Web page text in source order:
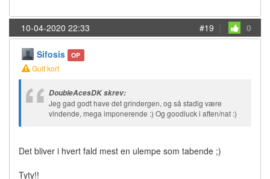
10-04-2020 22:33 #19 | 0
Sifosis OP
Gult kort
DoubleAcesDK skrev:
Jeg gad godt have det grindergen, og så stadig være
vindende, mega imponerende :) Og goodluck i aften/nat :)
Det bliver i hvert fald mest en ulempe som tabende ;)
Tyty!!